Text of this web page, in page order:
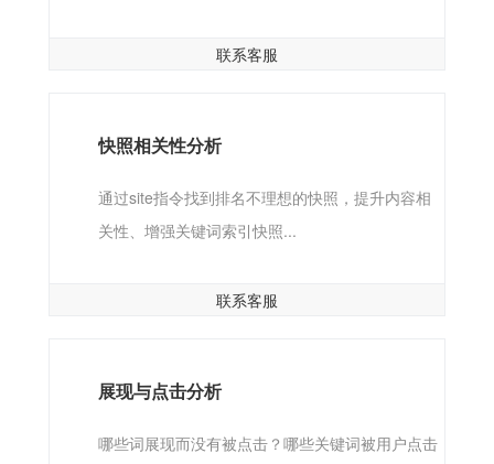
联系客服
快照相关性分析
通过site指令找到排名不理想的快照，提升内容相
关性、增强关键词索引快照...
联系客服
展现与点击分析
哪些词展现而没有被点击？哪些关键词被用户点击